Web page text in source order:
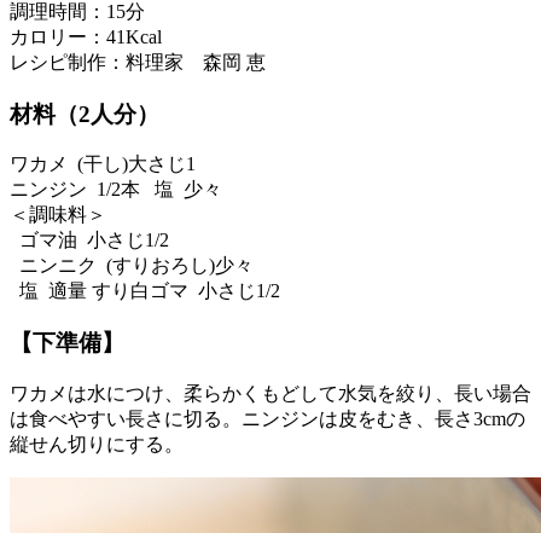
調理時間：15分
カロリー：41Kcal
レシピ制作：料理家 森岡 恵
材料（2人分）
ワカメ (干し)大さじ1
ニンジン 1/2本 塩 少々
＜調味料＞
ゴマ油 小さじ1/2
ニンニク (すりおろし)少々
塩 適量 すり白ゴマ 小さじ1/2
【下準備】
ワカメは水につけ、柔らかくもどして水気を絞り、長い場合
は食べやすい長さに切る。ニンジンは皮をむき、長さ3cmの
縦せん切りにする。